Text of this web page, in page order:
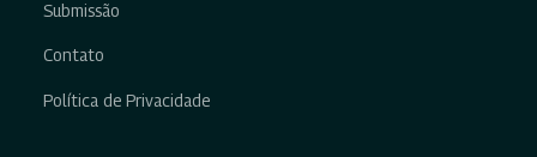
Submissão
Contato
Política de Privacidade